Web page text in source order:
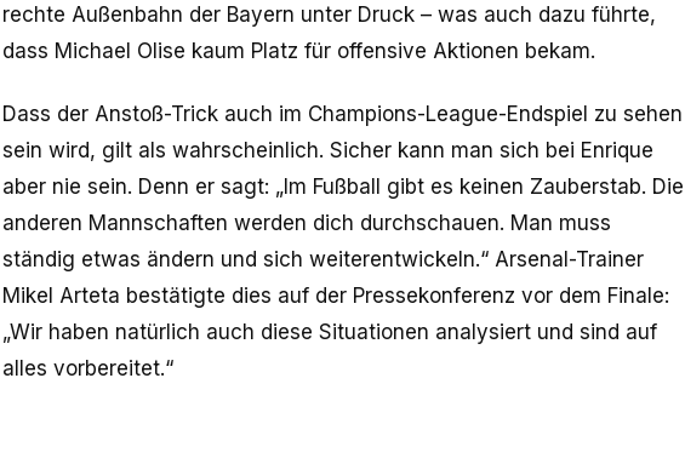
rechte Außenbahn der Bayern unter Druck – was auch dazu führte,
dass Michael Olise kaum Platz für offensive Aktionen bekam.
Dass der Anstoß-Trick auch im Champions-League-Endspiel zu sehen
sein wird, gilt als wahrscheinlich. Sicher kann man sich bei Enrique
aber nie sein. Denn er sagt: „Im Fußball gibt es keinen Zauberstab. Die
anderen Mannschaften werden dich durchschauen. Man muss
ständig etwas ändern und sich weiterentwickeln.“ Arsenal-Trainer
Mikel Arteta bestätigte dies auf der Pressekonferenz vor dem Finale:
„Wir haben natürlich auch diese Situationen analysiert und sind auf
alles vorbereitet.“